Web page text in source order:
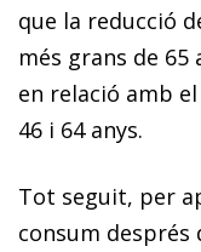
que la reducció
més grans de
en relació amb
46 i 64 anys.
Tot seguit, per
consum després